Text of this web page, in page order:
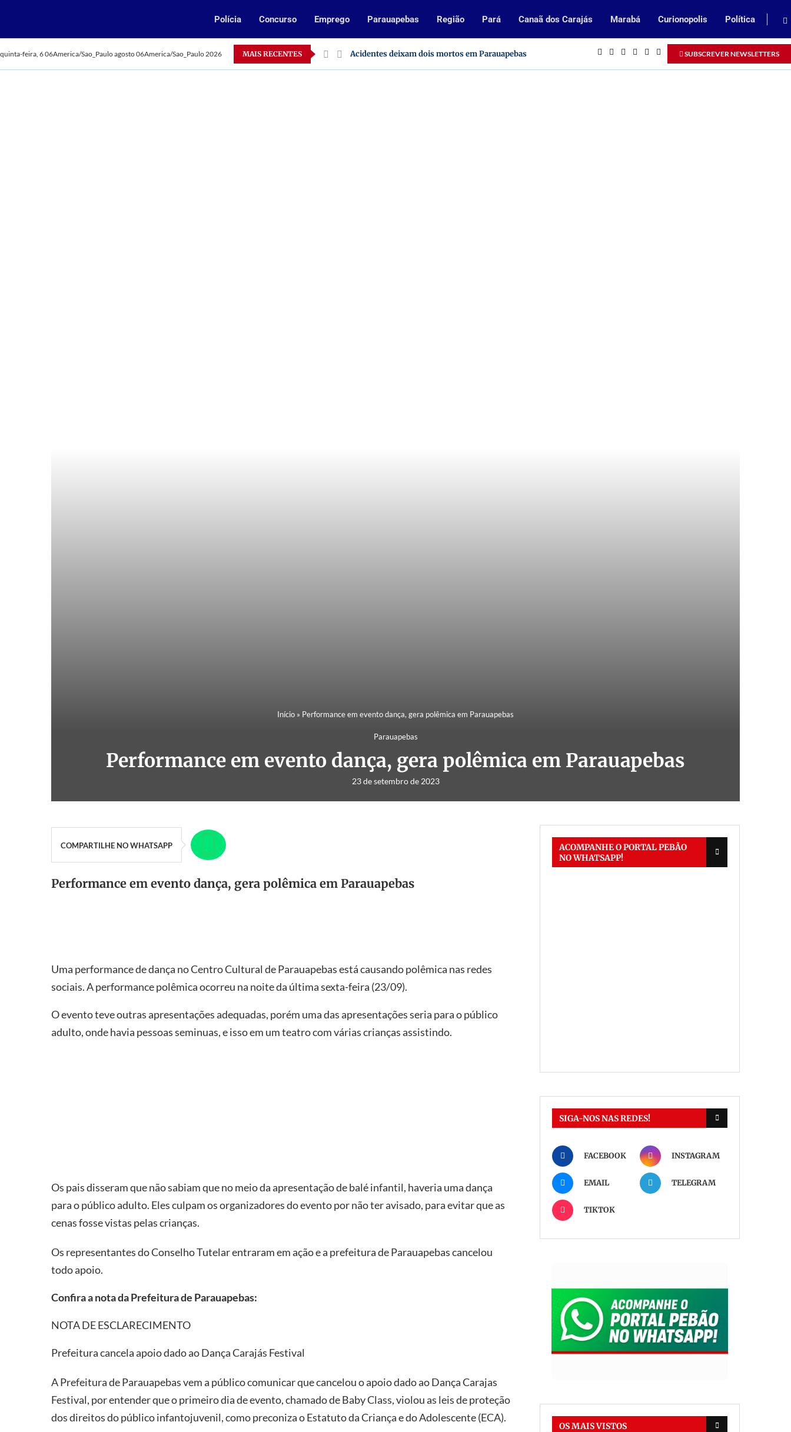
Polícia Concurso Emprego Parauapebas Região Pará Canaã dos Carajás Marabá Curionopolis Política
quinta-feira, 6 06America/Sao_Paulo agosto 06America/Sao_Paulo 2026 MAIS RECENTES
Oportunidade: Vale abre 385 vagas para jovens aprendizes no Pará Acidentes deixam dois mortos em Parauapebas Inscrições abertas para processo
SUBSCREVER NEWSLETTERS
Início » Performance em evento dança, gera polêmica em Parauapebas
Parauapebas
Performance em evento dança, gera polêmica em Parauapebas
23 de setembro de 2023
COMPARTILHE NO WHATSAPP
Performance em evento dança, gera polêmica em Parauapebas
Uma performance de dança no Centro Cultural de Parauapebas está causando polêmica nas redes
sociais. A performance polêmica ocorreu na noite da última sexta-feira (23/09).
O evento teve outras apresentações adequadas, porém uma das apresentações seria para o público
adulto, onde havia pessoas seminuas, e isso em um teatro com várias crianças assistindo.
Os pais disseram que não sabiam que no meio da apresentação de balé infantil, haveria uma dança
para o público adulto. Eles culpam os organizadores do evento por não ter avisado, para evitar que as
cenas fosse vistas pelas crianças.
Os representantes do Conselho Tutelar entraram em ação e a prefeitura de Parauapebas cancelou
todo apoio.
Confira a nota da Prefeitura de Parauapebas:
NOTA DE ESCLARECIMENTO
Prefeitura cancela apoio dado ao Dança Carajás Festival
A Prefeitura de Parauapebas vem a público comunicar que cancelou o apoio dado ao Dança Carajas
Festival, por entender que o primeiro dia de evento, chamado de Baby Class, violou as leis de proteção
dos direitos do público infantojuvenil, como preconiza o Estatuto da Criança e do Adolescente (ECA).
ACOMPANHE O PORTAL PEBÃO
NO WHATSAPP!
SIGA-NOS NAS REDES!
FACEBOOK INSTAGRAM
EMAIL TELEGRAM
TIKTOK
OS MAIS VISTOS